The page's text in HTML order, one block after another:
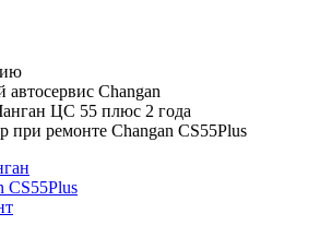
Changan
ЦС 55 плюс 2 года
при ремонте Changan CS55Plus
CS55Plus